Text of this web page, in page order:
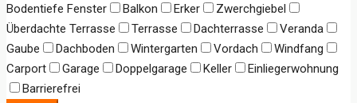
Bodentiefe Fenster
Balkon Erker
Zwerchgiebel
Überdachte Terrasse
Terrasse Dachterrasse
Veranda
Gaube
Dachboden Wintergarten Vordach
Windfang
Carport
Garage Doppelgarage Keller
Einliegerwohnung
Barrierefrei